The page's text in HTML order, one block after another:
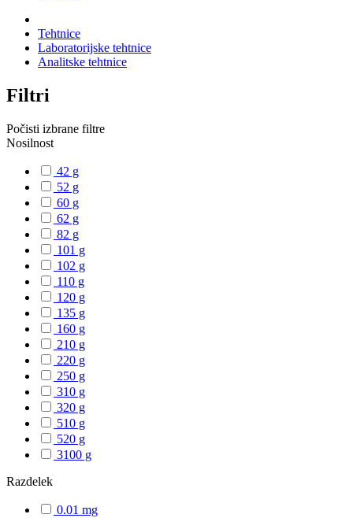
Tehtnice
Laboratorijske tehtnice
Analitske tehtnice
Filtri
Počisti izbrane filtre
Nosilnost
42 g
52 g
60 g
62 g
82 g
101 g
102 g
110 g
120 g
135 g
160 g
210 g
220 g
250 g
310 g
320 g
510 g
520 g
3100 g
Razdelek
0.01 mg